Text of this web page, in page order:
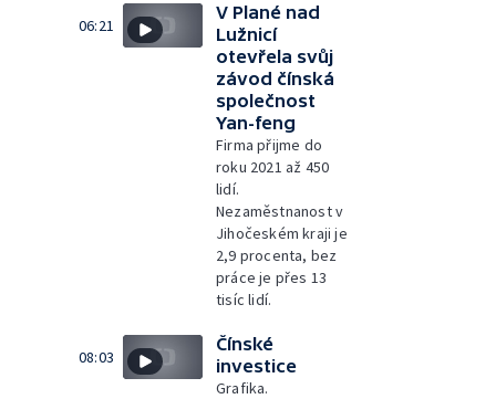
06:21
V Plané nad
Lužnicí
otevřela svůj
závod čínská
společnost
Yan-feng
Firma přijme do
roku 2021 až 450
lidí.
Nezaměstnanost v
Jihočeském kraji je
2,9 procenta, bez
práce je přes 13
tisíc lidí.
08:03
Čínské
investice
Grafika.